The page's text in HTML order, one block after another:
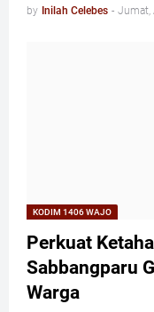
by Inilah Celebes - Jumat,
KODIM 1406 WAJO
Perkuat
Sabbangparu
Warga